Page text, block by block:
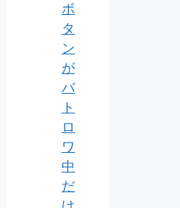
ボ
タ
ン
が
バ
ト
ロ
ワ
中
だ